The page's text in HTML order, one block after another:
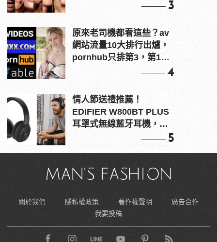
3
原來老司機都看這些？av
網站流量10大排行出爐，
pornhub只排第3，第1名
4
情人節送禮推薦！
EDIFIER W800BT PLUS
耳罩式無線藍牙耳機，在
5
關於我們 隱私權政策 著作權聲明
廣告合作
我要投稿